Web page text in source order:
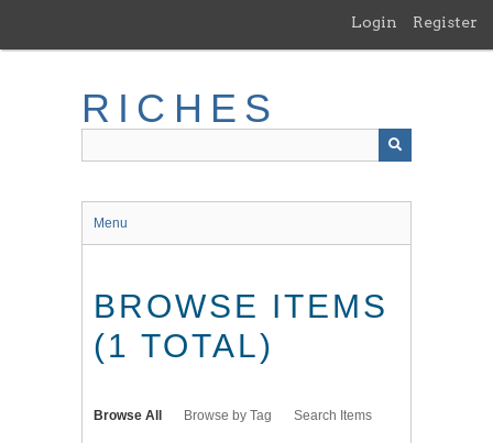
main
Login Register
RICHES
Menu
BROWSE ITEMS
(1 TOTAL)
Browse All Browse by Tag Search Items